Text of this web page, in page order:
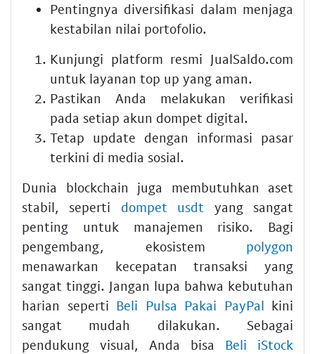
Pentingnya diversifikasi dalam menjaga
kestabilan nilai portofolio.
Kunjungi platform resmi JualSaldo.com
untuk layanan top up yang aman.
Pastikan Anda melakukan verifikasi
pada setiap akun dompet digital.
Tetap update dengan informasi pasar
terkini di media sosial.
Dunia blockchain juga membutuhkan aset
stabil, seperti dompet usdt yang sangat
penting untuk manajemen risiko. Bagi
pengembang, ekosistem polygon
menawarkan kecepatan transaksi yang
sangat tinggi. Jangan lupa bahwa kebutuhan
harian seperti Beli Pulsa Pakai PayPal kini
sangat mudah dilakukan. Sebagai
pendukung visual, Anda bisa Beli iStock